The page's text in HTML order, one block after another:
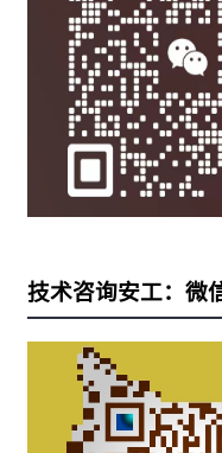
技术咨询安工：微